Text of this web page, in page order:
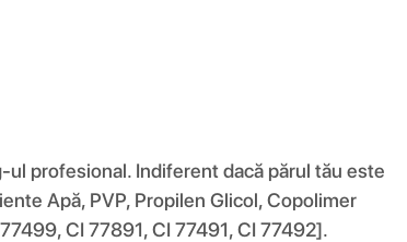
profesional. Indiferent dacă părul tău este
Apă, PVP, Propilen Glicol, Copolimer
CI 77891, CI 77491, CI 77492].